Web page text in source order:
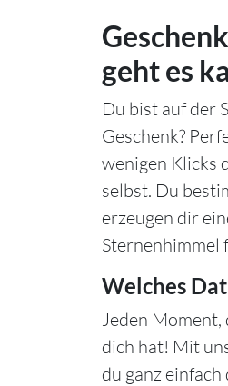
geht es
Du bist auf der
Geschenk?
wenigen Klicks
selbst. Du
erzeugen dir
Sternenhimmel
Welches
Jeden
dich hat! Mit
du ganz